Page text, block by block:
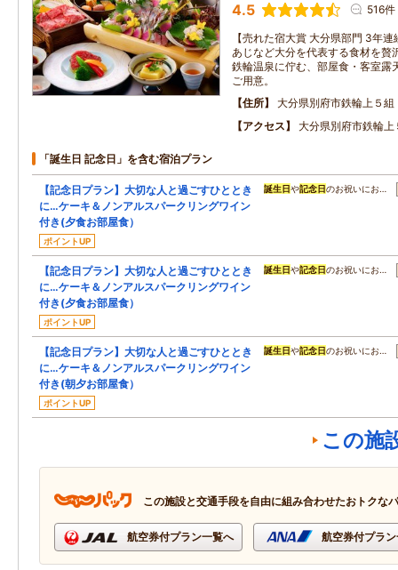
4.5 516件
【売れた宿大賞 大分県部門 3年
あじなど大分を代表する食材を贅
鉄輪温泉に佇む、部屋食・客室露
ご用意。
住所
大分県別府市鉄輪上５組
アクセス
大分県別府市鉄輪上
「誕生日 記念日」を含む宿泊プラン
【記念日プラン】大切な人と過ごすひととき
に…ケーキ＆ノンアルスパークリングワイン
付き(夕食お部屋食）
ポイントUP
誕生日や記念日のお祝いにお…
【記念日プラン】大切な人と過ごすひととき
に…ケーキ＆ノンアルスパークリングワイン
付き(夕食お部屋食）
ポイントUP
誕生日や記念日のお祝いにお…
【記念日プラン】大切な人と過ごすひととき
に…ケーキ＆ノンアルスパークリングワイン
付き(朝夕お部屋食）
ポイントUP
誕生日や記念日のお祝いにお…
この施
この施設と交通手段を自由に組み合わせたおトクな
航空券付プラン一覧へ 航空券付プラ